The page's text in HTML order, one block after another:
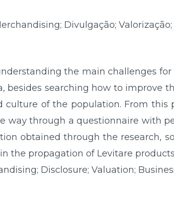
Divulgação;
the main challenges
besides searching how to improve
of the population. From this
way through a questionnaire with
obtained through the research,
the propagation of Levitare
Disclosure; Valuation;